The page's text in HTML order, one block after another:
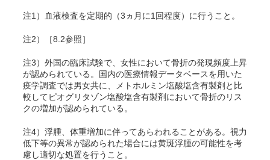
注1）血液検査を定期的（3ヵ月に1回程度）に行うこと。
注2）［8.2参照］
注3）外国の臨床試験で、女性において骨折の発現頻度上昇
が認められている。
国内の医療情報データベースを用いた
疫学調査では男女共に、メトホルミン塩酸塩含有製剤と比
較してピオグリタゾン塩酸塩含有製剤において骨折のリス
クの増加が認められている 。
注4）浮腫、体重増加に伴ってあらわれることがある。視力
低下等の異常が認められた場合には黄斑浮腫の可能性を考
慮し適切な処置を行うこと。